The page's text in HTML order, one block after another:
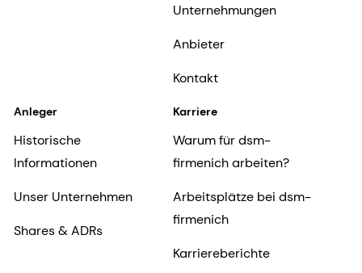
Unternehmungen
Anbieter
Kontakt
Anleger
Historische
Informationen
Unser Unternehmen
Shares & ADRs
Karriere
Warum für dsm-
firmenich arbeiten?
Arbeitsplätze bei dsm-
firmenich
Karriereberichte